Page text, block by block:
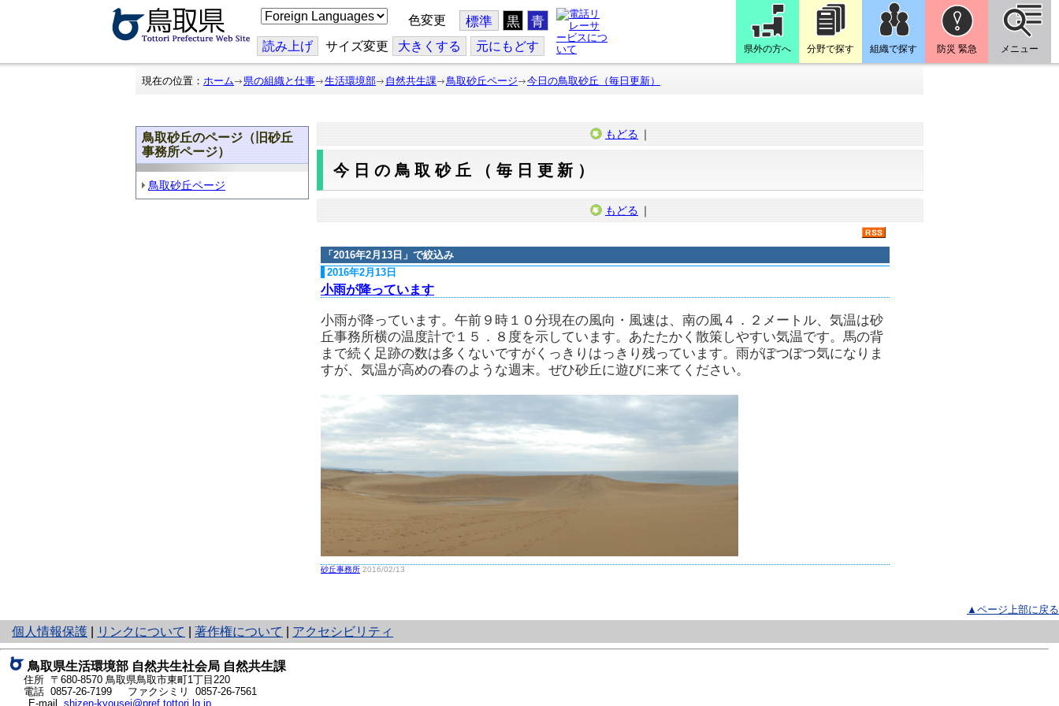
こ
の
ジ
を
翻
色変更 標準 黒 青
読み上げ サイズ変更 大きくする 元にもどす 県外の方へ 分野で探す 組織で探す 防災 緊急 メニュー
現在の位置： ホーム 県の組織と仕事 生活環境部 自然共生課 鳥取砂丘ページ 今日の鳥取砂丘（毎日更新）
鳥取砂丘のページ（旧砂丘
事務所ページ）
鳥取砂丘ページ
もどる ｜
今日の鳥取砂丘（毎日更新）
もどる ｜
「 2016年2月13日 」で絞込み
2016年2月13日
小雨が降っています
小雨が降っています。午前９時１０分現在の風向・風速は、南の風４．２メートル、気温は砂
丘事務所横の温度計で１５．８度を示しています。あたたかく散策しやすい気温です。馬の背
まで続く足跡の数は多くないですがくっきりはっきり残っています。雨がぽつぽつ気になりま
すが、気温が高めの春のような週末。ぜひ砂丘に遊びに来てください。
砂丘事務所 2016/02/13
▲ページ上部に戻る
個人情報保護
と
り
ネ
ッ
ト
リンクについて 著作権について アクセシビリティ
鳥取県生活環境部 自然共生社会局 自然共生課
住所 〒680-8570 鳥取県鳥取市東町1丁目220
電話 0857-26-7199
ファクシミリ 0857-26-7561
E-mail shizen-kyousei@pref.tottori.lg.jp